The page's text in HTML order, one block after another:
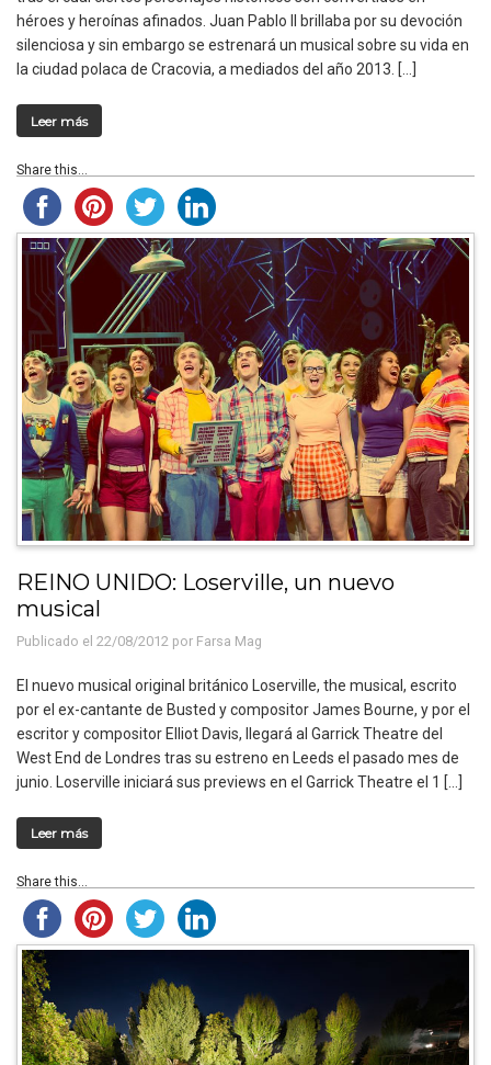
héroes y heroínas afinados. Juan Pablo II brillaba por su devoción
silenciosa y sin embargo se estrenará un musical sobre su vida en
la ciudad polaca de Cracovia, a mediados del año 2013. […]
Leer más
Share this...
REINO UNIDO: Loserville, un nuevo
musical
Publicado el 22/08/2012 por Farsa Mag
El nuevo musical original británico Loserville, the musical, escrito
por el ex-cantante de Busted y compositor James Bourne, y por el
escritor y compositor Elliot Davis, llegará al Garrick Theatre del
West End de Londres tras su estreno en Leeds el pasado mes de
junio. Loserville iniciará sus previews en el Garrick Theatre el 1 […]
Leer más
Share this...